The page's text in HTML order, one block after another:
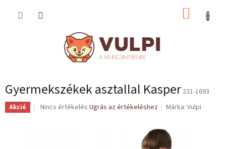
KOSÁR
Gyermekszékek asztallal Kasper 231-1693
Akció
A
Nincs értékelés Ugrás az értékeléshez Márka:Vulpi